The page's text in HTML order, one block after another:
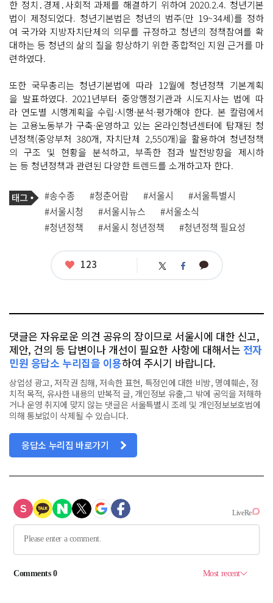
한 정치․경제․사회적 과제를 해결하기 위하여 2020.2.4. 청년기본
법이 제정되었다. 청년기본법은 청년의 범주(만 19~34세)를 정하
여 국가와 지방자치단체의 의무를 규정하고 청년의 정책참여를 확
대하는 등 청년의 삶의 질을 향상하기 위한 종합적인 지원 근거를 마
련하였다.
또한 국무총리는 청년기본법에 따라 12월에 청년정책 기본계획
을 발표하였다. 2021년부터 중앙행정기관과 시도지사는 법에 따
라 연도별 시행계획을 수립·시행·분석·평가해야 한다. 본 칼럼에서
는 고용노동부가 구축·운영하고 있는 온라인청년센터에 탑재된 청
년정책(중앙부처 380개, 자치단체 2,550개)을 활용하여 청년정책
의 구조 및 현황을 분석하고, 부족한 점과 발전방향을 제시하
는 등 청년정책과 관련된 다양한 트렌드를 소개하고자 한다.
기
사
관
련
태
태
그
#송수종 #청춘어람 #서울시
#서울특별시
#서울시청
#서울시뉴스
#서울소식
#청년정책
#서울시 청년정책 #청년정책 필요성
좋
123 트 페 카
댓글은 자유로운 의견 공유의 장이므로 서울시에 대한 신고,
제안, 건의 등 답변이나 개선이 필요한 사항에 대해서는 전자
민원 응답소 누리집을 이용하여 주시기 바랍니다.
상업성 광고, 저작권 침해, 저속한 표현, 특정인에 대한 비방, 명예훼손, 정
치적 목적, 유사한 내용의 반복적 글, 개인정보 유출,그 밖에 공익을 저해하
거나 운영 취지에 맞지 않는 댓글은 서울특별시 조례 및 개인정보보호법에
의해 통보없이 삭제될 수 있습니다.
응답소 누리집 바로가기